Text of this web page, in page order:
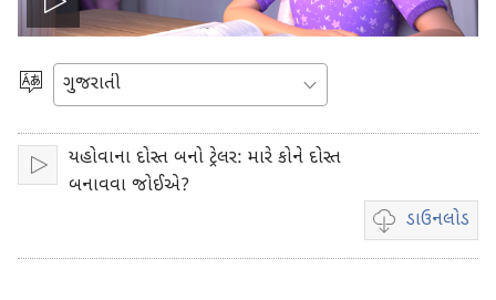
વીડિયો
ચાલુ
કરો
ભાષા
કરો
ચાલુ
યહોવાના દોસ્ત બનો ટ્રેલર: મારે કોને દોસ્ત
બનાવવા જોઈએ?
ડાઉનલોડ
વીડિયો
રેકોર્ડિંગ